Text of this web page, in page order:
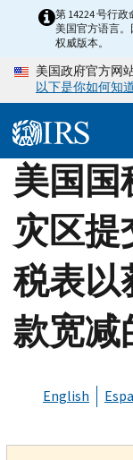
content
第 14224 号行
美国官方语言
权威版本。
美国政府官方网
以下是你如何知
美国国
灾区提
税表以
款宽减
English